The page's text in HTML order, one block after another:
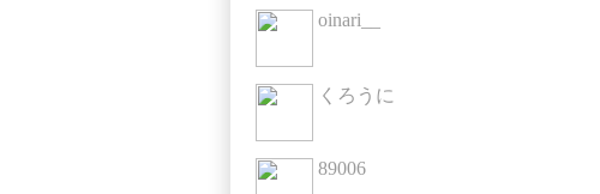
oinari__
くろうに
89006